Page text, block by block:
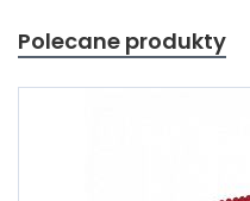
Polecane produkty